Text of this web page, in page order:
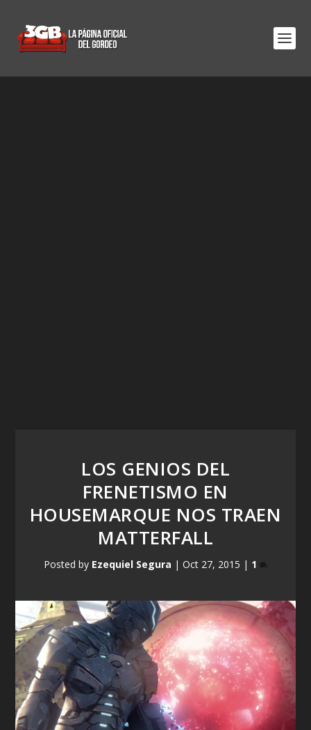
LOS GENIOS DEL
FRENETISMO EN
HOUSEMARQUE NOS TRAEN
MATTERFALL
Posted by Ezequiel Segura | Oct 27, 2015 | 1